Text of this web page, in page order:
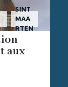
SINT
MAA
RTEN
aux